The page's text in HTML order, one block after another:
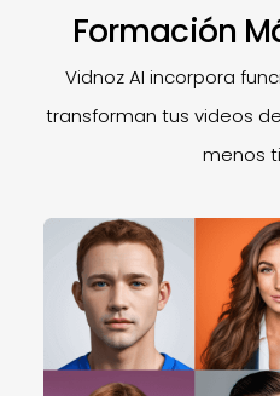
Formación
Vidnoz AI incorpora
transforman tus videos
menos